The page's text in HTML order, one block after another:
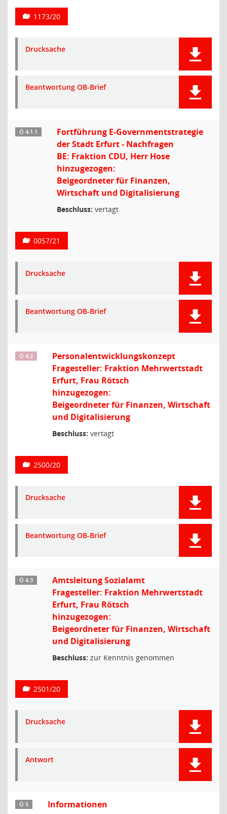
1173/20
Drucksache
Beantwortung OB-Brief
Ö 4.1.1
Fortführung E-Governmentstrategie
der Stadt Erfurt - Nachfragen
BE: Fraktion CDU, Herr Hose
hinzugezogen:
Beigeordneter für Finanzen,
Wirtschaft und Digitalisierung
Beschluss: vertagt
0057/21
Drucksache
Beantwortung OB-Brief
Ö 4.2
Personalentwicklungskonzept
Fragesteller: Fraktion Mehrwertstadt
Erfurt, Frau Rötsch
hinzugezogen:
Beigeordneter für Finanzen, Wirtschaft
und Digitalisierung
Beschluss: vertagt
2500/20
Drucksache
Beantwortung OB-Brief
Ö 4.3
Amtsleitung Sozialamt
Fragesteller: Fraktion Mehrwertstadt
Erfurt, Frau Rötsch
hinzugezogen:
Beigeordneter für Finanzen, Wirtschaft
und Digitalisierung
Beschluss: zur Kenntnis genommen
2501/20
Drucksache
Antwort
Ö 5 Informationen